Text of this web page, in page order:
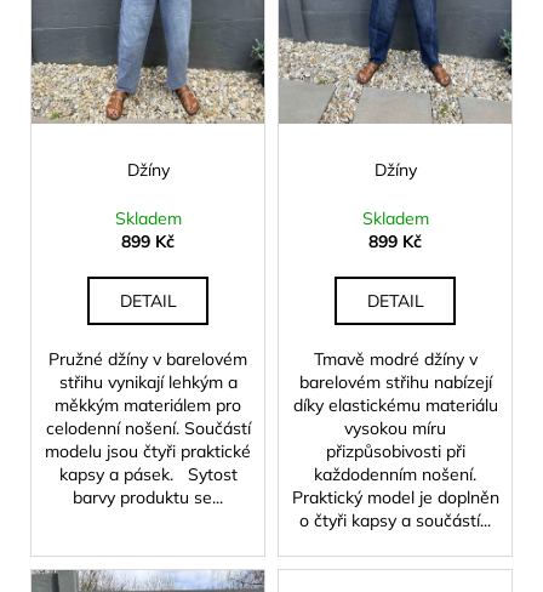
ů
o
d
u
k
Džíny
Skladem
899 Kč
DETAIL
Pružné džíny v barelovém
střihu vynikají lehkým a
měkkým materiálem pro
celodenní nošení. Součástí
modelu jsou čtyři praktické
kapsy a pásek. Sytost
barvy produktu se...
Džíny
Skladem
899 Kč
DETAIL
Tmavě modré džíny v
barelovém střihu nabízejí
díky elastickému materiálu
vysokou míru
přizpůsobivosti při
každodenním nošení.
Praktický model je doplněn
o čtyři kapsy a součástí...
a
t
HLEDAT
č
u